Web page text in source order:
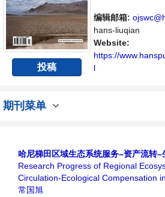
投稿
讨论水土保持领域
流平台。
编辑邮箱:
hans-liuqian
Website:
https://
l
期刊菜单
哈尼梯田区域生态系统服务–资产流转–
Research Progress of Regional
Circulation-Ecological Compensation
常国旭